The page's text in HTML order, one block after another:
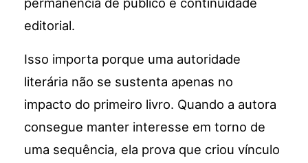
editorial.
Isso importa porque uma autoridade
literária não se sustenta apenas no
impacto do primeiro livro. Quando a autora
consegue manter interesse em torno de
uma sequência, ela prova que criou vínculo